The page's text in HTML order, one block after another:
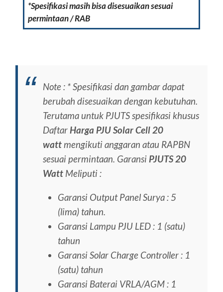
*Spesifikasi masih bisa disesuaikan sesuai
permintaan / RAB
Note : * Spesifikasi dan gambar dapat
berubah disesuaikan dengan kebutuhan.
Terutama untuk PJUTS spesifikasi khusus
DaftarHarga PJU Solar Cell 20
wattmengikuti anggaran atau RAPBN
sesuai permintaan. Garansi PJUTS 20
Watt Meliputi :
Garansi Output Panel Surya : 5
(lima) tahun.
Garansi Lampu PJU LED : 1 (satu)
tahun
Garansi Solar Charge Controller : 1
(satu) tahun
Garansi Baterai VRLA/AGM : 1